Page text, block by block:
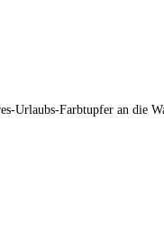
Urlaubs-Farbtupfer an die